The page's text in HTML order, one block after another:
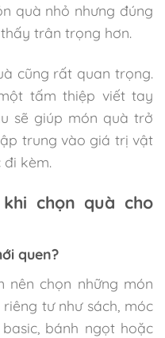
quà nhỏ nhưng đúng
trân trọng hơn.
cũng rất quan trọng.
tấm thiệp viết tay
sẽ giúp món quà trở
trung vào giá trị vật
đi kèm.
chọn quà cho
quen?
nên chọn những món
tư như sách, móc
bánh ngọt hoặc